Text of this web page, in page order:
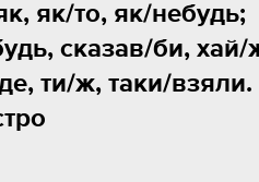
як/то, як/небудь;
сказав/би, хай/
ти/ж, таки/взяли.